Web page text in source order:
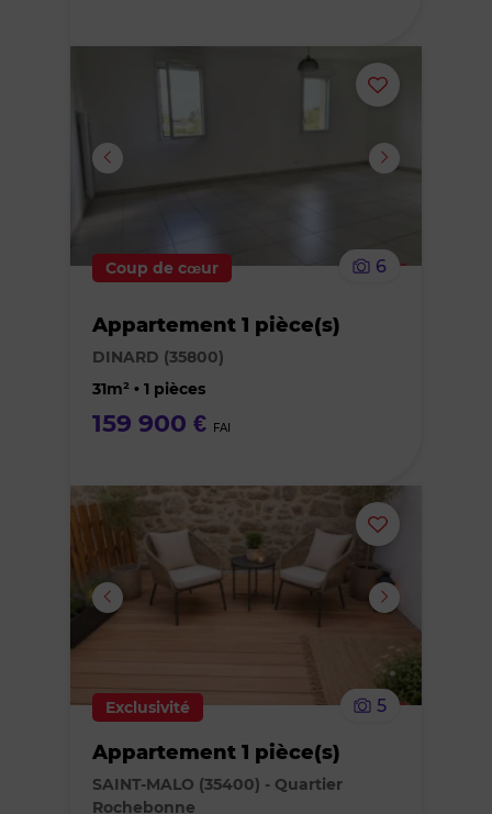
Ajouter
ou
Coup de cœur 6
Appartement 1 pièce(s)
DINARD (35800)
31m² • 1 pièces
159 900 € FAI
Ajouter
ou
supprimer
le
Exclusivité 5
Appartement 1 pièce(s)
SAINT-MALO (35400) - Quartier
Rochebonne